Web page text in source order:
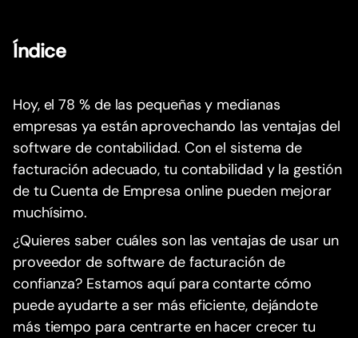
Índice
Hoy, el 78 % de las pequeñas y medianas
empresas ya están aprovechando las ventajas del
software de contabilidad. Con el sistema de
facturación adecuado, tu contabilidad y la gestión
de tu Cuenta de Empresa online pueden mejorar
muchísimo.
¿Quieres saber cuáles son las ventajas de usar un
proveedor de software de facturación de
confianza? Estamos aquí para contarte cómo
puede ayudarte a ser más eficiente, dejándote
más tiempo para centrarte en hacer crecer tu